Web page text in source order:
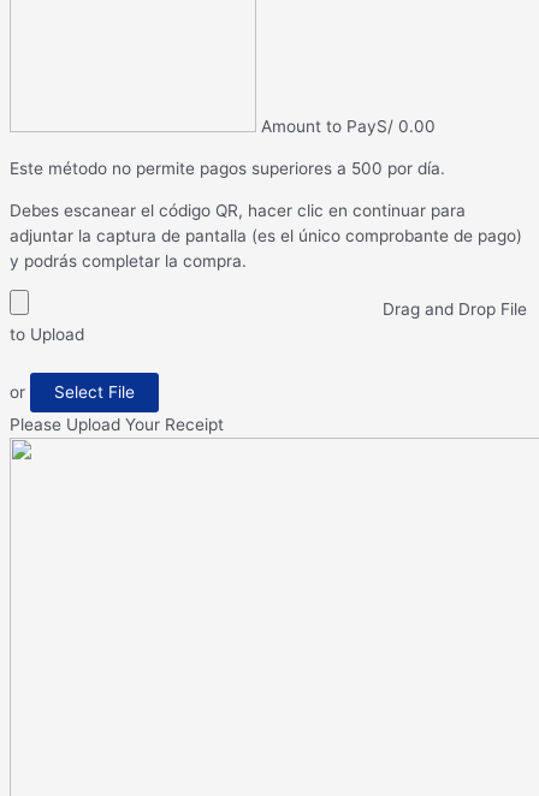
Amount to PayS/ 0.00
Este método no permite pagos superiores a 500 por día.
Debes escanear el código QR, hacer clic en continuar para
adjuntar la captura de pantalla (es el único comprobante de pago)
y podrás completar la compra.
Drag and Drop File
to Upload
or
Select File
Please Upload Your Receipt